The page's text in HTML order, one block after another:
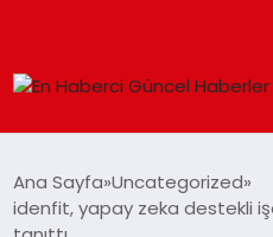
SPOR
Ana Sayfa Uncategorized
idenfit, yapay zeka destekli